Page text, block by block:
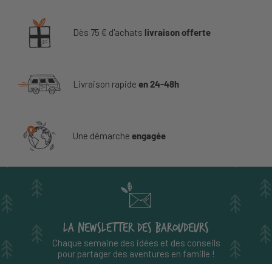
Dès 75 € d'achats livraison offerte
Livraison rapide en 24-48h
Une démarche engagée
LA NEWSLETTER DES BAROUDEURS
Chaque semaine des idées et des conseils
pour partager des aventures en famille !